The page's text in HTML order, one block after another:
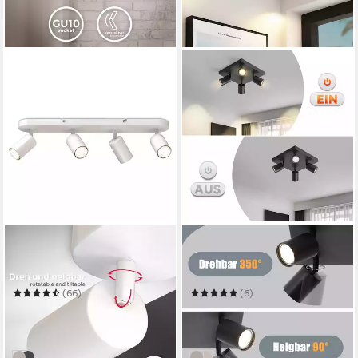
Deckenleuchte LED
Deckenlampe Wandleuchte
Wohnzimmer
(66)
ab 37,95 € 62,99 €
-40%
Deckenstrahler
Deckenstrahler Weiß GU10
4/6 Flammig
(6)
ab 28,99 € UVP65,99 €
in 4-5 Werktagen bei dir